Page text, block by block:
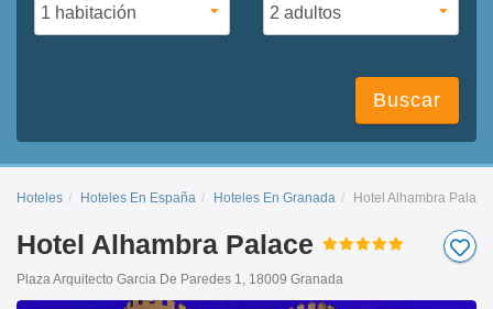
Buscar
Hoteles Hoteles En España Hoteles En Granada Hotel Alhambra Palace
Hotel Alhambra Palace
Plaza Arquitecto Garcia De Paredes 1, 18009 Granada